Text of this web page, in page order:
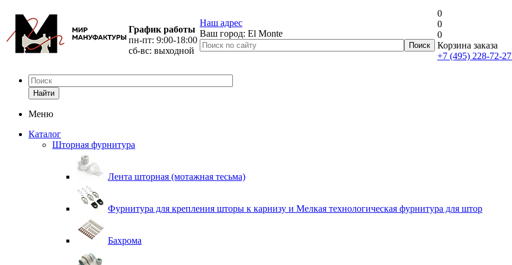
График работы
пн-пт: 9:00-18:00
сб-вс: выходной
Наш адрес
Ваш город: El Monte
0
0
0
Корзина заказа
+7 (495) 228-72-27
Найти
Меню
Каталог
Шторная фурнитура
Лента шторная (мотажная тесьма)
Фурнитура для крепления шторы к карнизу и Мелкая технологическая фурнитура для штор
Бахрома